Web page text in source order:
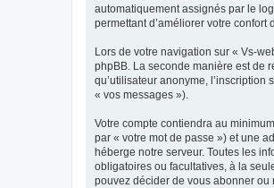
automatiquement assignés par le
permettant d’améliorer votre confort
Lors de votre navigation sur « Vs-
phpBB. La seconde manière est de
qu’utilisateur anonyme,
« vos messages »).
Votre compte contiendra au
par « votre mot de passe ») et une
héberge notre serveur. Toutes les
obligatoires ou facultatives, à la
pouvez décider de vous abonner ou